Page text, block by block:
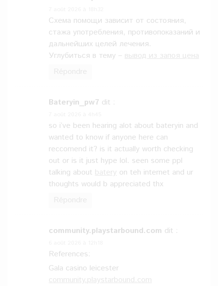
Схема помощи зависит от состояния,
стажа употребления, противопоказаний и
дальнейших целей лечения.
Углубиться в тему – вывод из запоя цена
Bateryin_pw7 dit :
so i’ve been hearing alot about bateryin and
wanted to know if anyone here can
reccomend it? is it actually worth checking
out or is it just hype lol. seen some ppl
talking about batery on teh internet and ur
thoughts would b appreciated thx
community.playstarbound.com dit :
References:
Gala casino leicester
community.playstarbound.com